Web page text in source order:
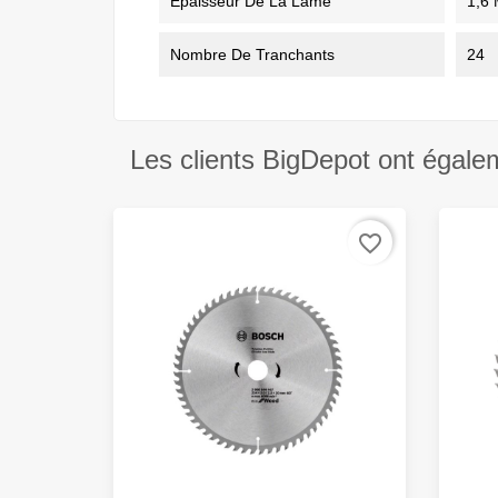
Nombre De Tranchants 24
Les clients BigDepot ont
favorite_border